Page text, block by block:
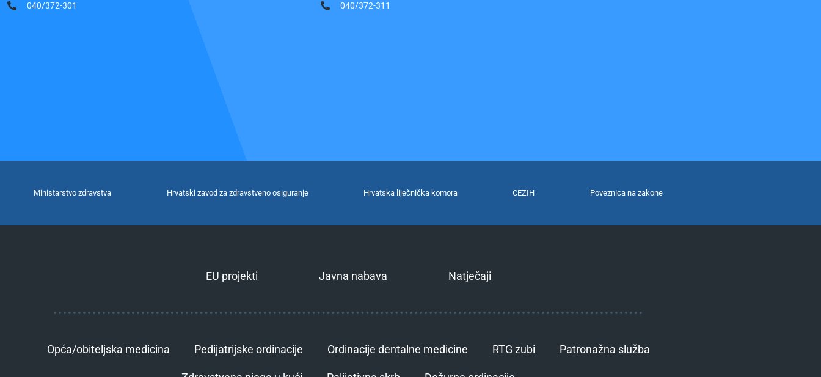
040/372-301
040/372-311
Ministarstvo zdravstva Hrvatski zavod za zdravstveno osiguranje Hrvatska liječnička komora CEZIH Poveznica na zakone
EU projekti Javna nabava Natječaji
Opća/obiteljska medicina Pedijatrijske ordinacije Ordinacije dentalne medicine RTG zubi Patronažna služba